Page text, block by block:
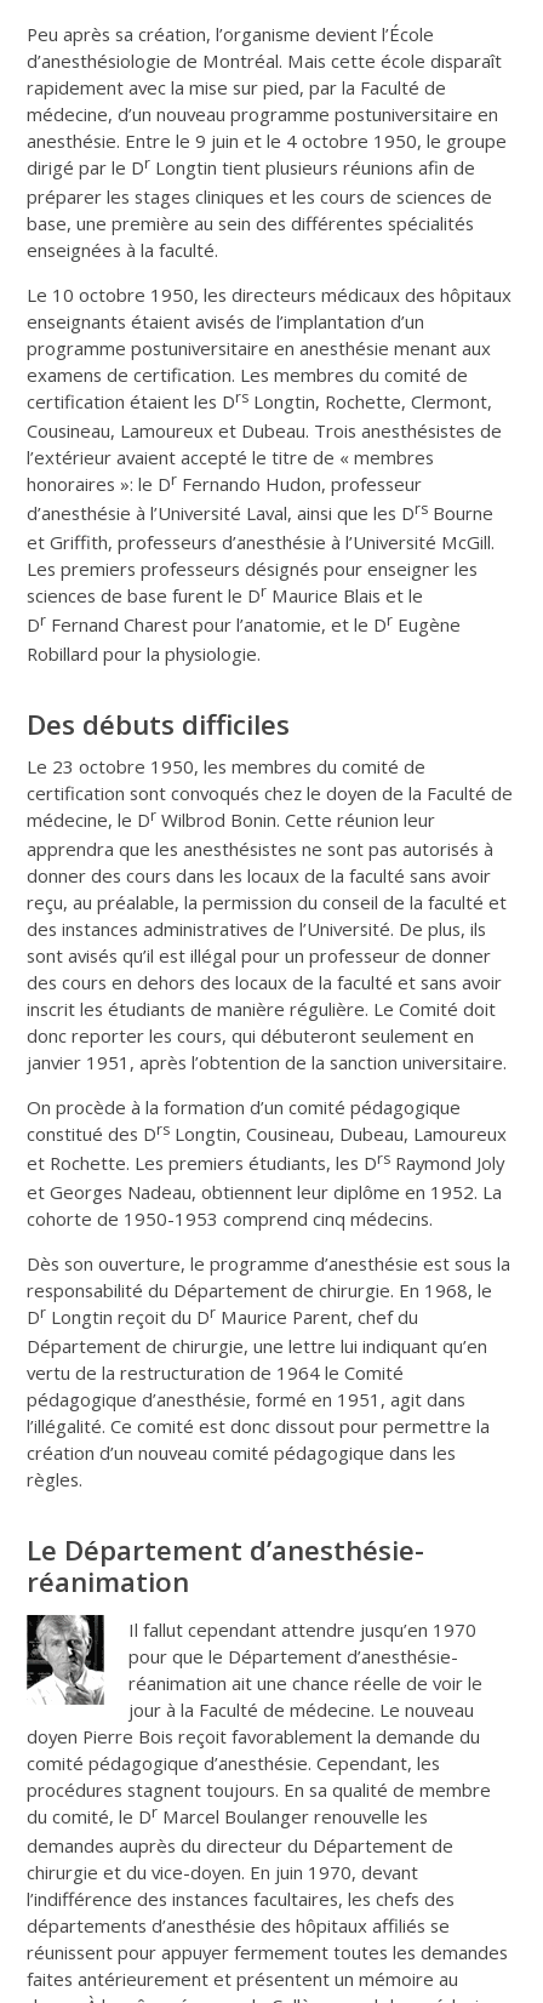
Peu après sa création, l’organisme devient l’École
d’anesthésiologie de Montréal. Mais cette école disparaît
rapidement avec la mise sur pied, par la Faculté de
médecine, d’un nouveau programme postuniversitaire en
anesthésie. Entre le 9 juin et le 4 octobre 1950, le groupe
dirigé par le Dr Longtin tient plusieurs réunions afin de
préparer les stages cliniques et les cours de sciences de
base, une première au sein des différentes spécialités
enseignées à la faculté.
Le 10 octobre 1950, les directeurs médicaux des hôpitaux
enseignants étaient avisés de l’implantation d’un
programme postuniversitaire en anesthésie menant aux
examens de certification. Les membres du comité de
certification étaient les Drs Longtin, Rochette, Clermont,
Cousineau, Lamoureux et Dubeau. Trois anesthésistes de
l’extérieur avaient accepté le titre de « membres
honoraires »: le Dr Fernando Hudon, professeur
d’anesthésie à l’Université Laval, ainsi que les Drs Bourne
et Griffith, professeurs d’anesthésie à l’Université McGill.
Les premiers professeurs désignés pour enseigner les
sciences de base furent le Dr Maurice Blais et le
Dr Fernand Charest pour l’anatomie, et le Dr Eugène
Robillard pour la physiologie.
Des débuts difficiles
Le 23 octobre 1950, les membres du comité de
certification sont convoqués chez le doyen de la Faculté de
médecine, le Dr Wilbrod Bonin. Cette réunion leur
apprendra que les anesthésistes ne sont pas autorisés à
donner des cours dans les locaux de la faculté sans avoir
reçu, au préalable, la permission du conseil de la faculté et
des instances administratives de l’Université. De plus, ils
sont avisés qu’il est illégal pour un professeur de donner
des cours en dehors des locaux de la faculté et sans avoir
inscrit les étudiants de manière régulière. Le Comité doit
donc reporter les cours, qui débuteront seulement en
janvier 1951, après l’obtention de la sanction universitaire.
On procède à la formation d’un comité pédagogique
constitué des Drs Longtin, Cousineau, Dubeau, Lamoureux
et Rochette. Les premiers étudiants, les Drs Raymond Joly
et Georges Nadeau, obtiennent leur diplôme en 1952. La
cohorte de 1950-1953 comprend cinq médecins.
Dès son ouverture, le programme d’anesthésie est sous la
responsabilité du Département de chirurgie. En 1968, le
Dr Longtin reçoit du Dr Maurice Parent, chef du
Département de chirurgie, une lettre lui indiquant qu’en
vertu de la restructuration de 1964 le Comité
pédagogique d’anesthésie, formé en 1951, agit dans
l’illégalité. Ce comité est donc dissout pour permettre la
création d’un nouveau comité pédagogique dans les
règles.
Le Département d’anesthésie-
réanimation
Il fallut cependant attendre jusqu’en 1970
pour que le Département d’anesthésie-
réanimation ait une chance réelle de voir le
jour à la Faculté de médecine. Le nouveau
doyen Pierre Bois reçoit favorablement la demande du
comité pédagogique d’anesthésie. Cependant, les
procédures stagnent toujours. En sa qualité de membre
du comité, le Dr Marcel Boulanger renouvelle les
demandes auprès du directeur du Département de
chirurgie et du vice-doyen. En juin 1970, devant
l’indifférence des instances facultaires, les chefs des
départements d’anesthésie des hôpitaux affiliés se
réunissent pour appuyer fermement toutes les demandes
faites antérieurement et présentent un mémoire au